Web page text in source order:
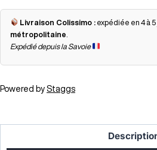
Livraison Colissimo : expédiée en 4 à
métropolitaine
Expédié depuis la Savoie
Powered by Staggs